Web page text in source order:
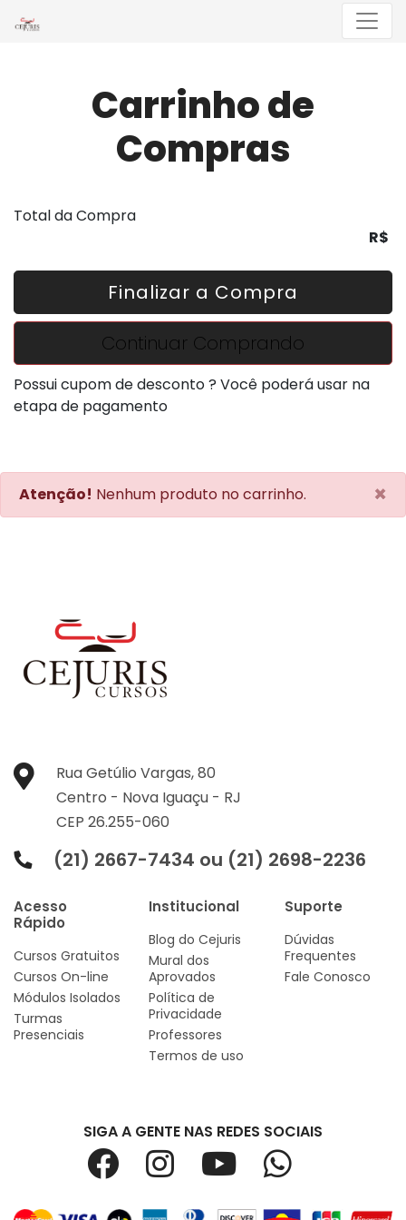
Menu
Carrinho de
Compras
Total da Compra
R$
Finalizar a Compra
Continuar Comprando
Possui cupom de desconto ? Você poderá usar na
etapa de pagamento
×
Atenção! Nenhum produto no carrinho.
Rua Getúlio Vargas, 80
Centro - Nova Iguaçu - RJ
CEP 26.255-060
(21) 2667-7434 ou (21) 2698-2236
Acesso
Rápido
Cursos Gratuitos
Cursos On-line
Módulos Isolados
Turmas
Presenciais
Institucional
Blog do Cejuris
Mural dos
Aprovados
Política de
Privacidade
Professores
Termos de uso
Suporte
Dúvidas
Frequentes
Fale Conosco
SIGA A GENTE NAS REDES SOCIAIS